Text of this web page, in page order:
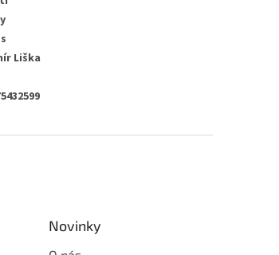
Liška
Novinky